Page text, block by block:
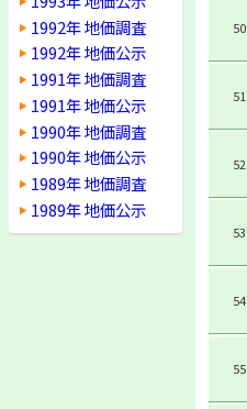
1992年 地価調査
1992年 地価公示
1991年 地価調査
1991年 地価公示
1990年 地価調査
1990年 地価公示
1989年 地価調査
1989年 地価公示
50
51
52
53
54
55